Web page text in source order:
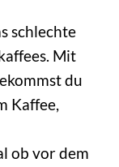
schlechte
Mit
du
Kaffee,
ob vor dem